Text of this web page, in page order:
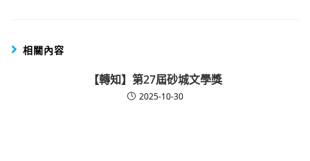
相關內容
【轉知】第27屆砂城文學獎
2025-10-30